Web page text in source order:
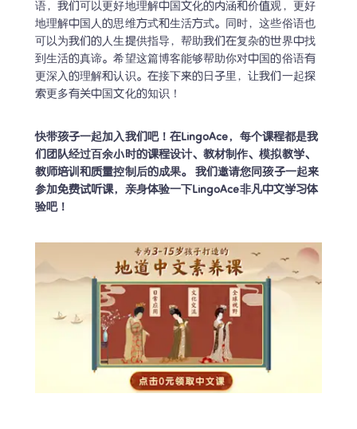
语，我们可以更好地理解中国文化的内涵和价值观，更好
地理解中国人的思维方式和生活方式。同时，这些俗语也
可以为我们的人生提供指导，帮助我们在复杂的世界中找
到生活的真谛。希望这篇博客能够帮助你对中国的俗语有
更深入的理解和认识。在接下来的日子里，让我们一起探
索更多有关中国文化的知识！
快带孩子一起加入我们吧！在LingoAce，每个课程都是我
们团队经过百余小时的课程设计、教材制作、模拟教学、
教师培训和质量控制后的成果。 我们邀请您同孩子一起来
参加免费试听课，亲身体验一下LingoAce非凡中文学习体
验吧！